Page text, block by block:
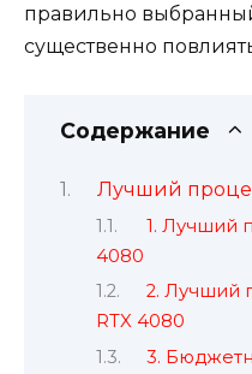
правильно
существенно
Содержание
Лучший
1. Лучший
4080
2. Лучший
RTX 4080
3.